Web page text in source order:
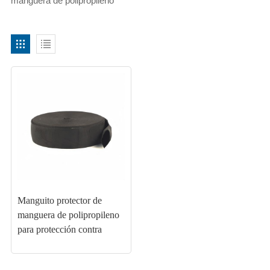
Manguito protector de
manguera de polipropileno
para protección contra